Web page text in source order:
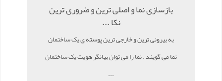
بازسازی نما و اصلی ترین و ضروری ترین
نکا ...
به بیرونی ترین و خارجی ترین پوسته ی یک ساختمان
نما می گویند . نما را می توان بیانگر هویت یک ساختمان
...